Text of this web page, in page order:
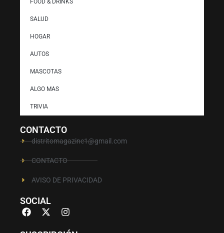
FOOD & DRINKS
SALUD
HOGAR
AUTOS
MASCOTAS
ALGO MAS
TRIVIA
CONTACTO
distritomagazine1@gmail.com
CONTACTO
AVISO DE PRIVACIDAD
SOCIAL